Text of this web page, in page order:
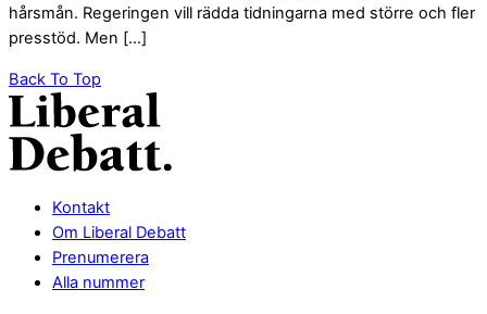
hårsmån. Regeringen vill rädda tidningarna med större och fler
presstöd. Men […]
Back To Top
Kontakt
Om Liberal Debatt
Prenumerera
Alla nummer